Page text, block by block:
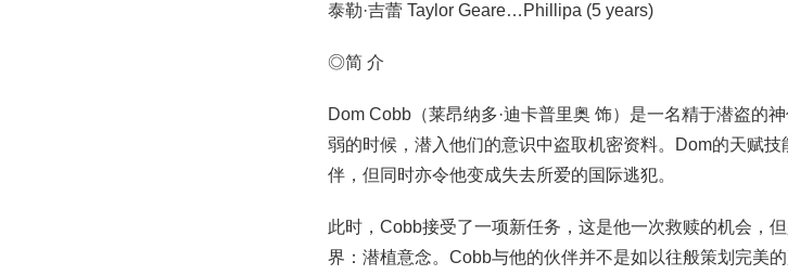
泰勒·吉蕾 Taylor Geare…Phillipa (5 years)
◎简 介
Dom Cobb（莱昂纳多·迪卡普里奥 饰）是一名精于潜盗的
弱的时候，潜入他们的意识中盗取机密资料。Dom的天赋
伴，但同时亦令他变成失去所爱的国际逃犯。
此时，Cobb接受了一项新任务，这是他一次救赎的机会，
界：潜植意念。Cobb与他的伙伴并不是如以往般策划完美